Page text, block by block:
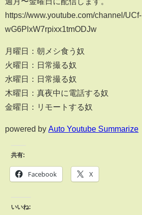
https://www.youtube.com/channel/UCf-
wG6PlxW7rpixx1tmODJw
月曜日：朝メシ食う奴
火曜日：日常撮る奴
水曜日：日常撮る奴
木曜日：真夜中に電話する奴
金曜日：リモートする奴
powered by Auto Youtube Summarize
共有:
Facebook X
いいね: